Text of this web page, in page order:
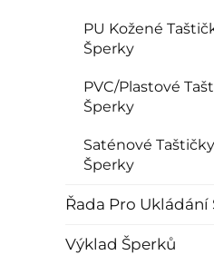
PU Kožené
Šperky
PVC/Plastové
Šperky
Saténové
Šperky
Řada Pro Ukládání
Výklad Šperků